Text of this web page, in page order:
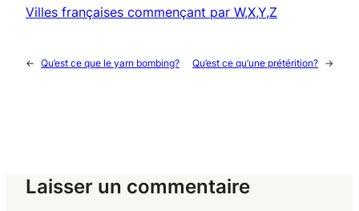
Villes françaises commençant par W,X,Y,Z
← Qu’est ce que le yarn bombing? Qu’est ce qu’une prétérition? →
Laisser un commentaire